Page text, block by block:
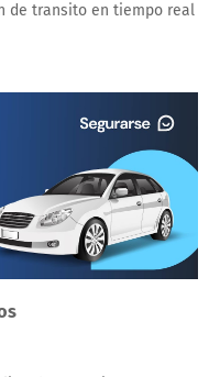
de transito en tiempo real